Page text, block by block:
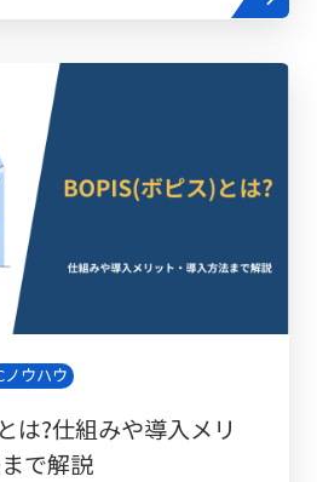
ノウハウ
は?仕組みや導入メリ
で解説